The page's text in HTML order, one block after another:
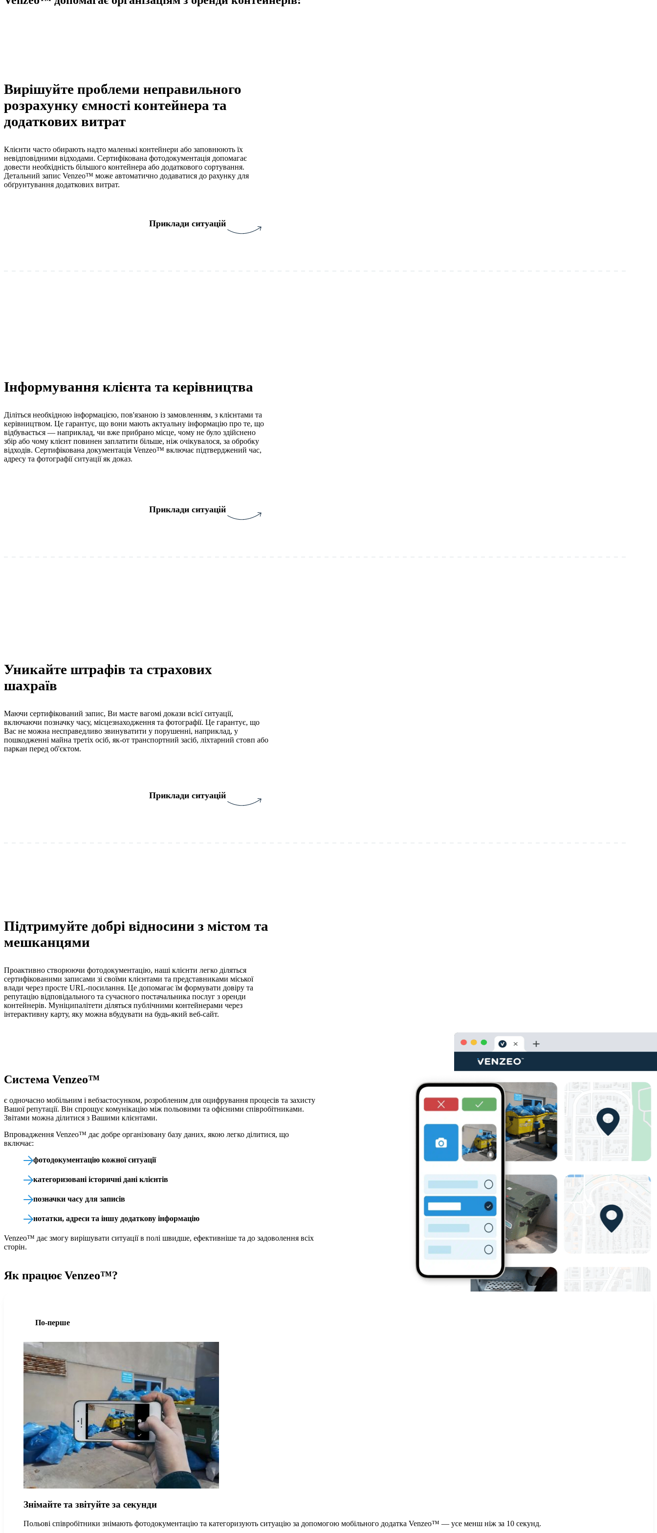
Вирішуйте проблеми неправильного
розрахунку ємності контейнера та
додаткових витрат
Клієнти часто обирають надто маленькі контейнери або заповнюють їх
невідповідними відходами. Сертифікована фотодокументація допомагає
довести необхідність більшого контейнера або додаткового сортування.
Детальний запис Venzeo™ може автоматично додаватися до рахунку для
обґрунтування додаткових витрат.
Приклади ситуацій
Інформування клієнта та керівництва
Діліться необхідною інформацією, пов'язаною із замовленням, з клієнтами та
керівництвом. Це гарантує, що вони мають актуальну інформацію про те, що
відбувається — наприклад, чи вже прибрано місце, чому не було здійснено
збір або чому клієнт повинен заплатити більше, ніж очікувалося, за обробку
відходів. Сертифікована документація Venzeo™ включає підтверджений час,
адресу та фотографії ситуації як доказ.
Приклади ситуацій
Уникайте штрафів та страхових
шахраїв
Маючи сертифікований запис, Ви маєте вагомі докази всієї ситуації,
включаючи позначку часу, місцезнаходження та фотографії. Це гарантує, що
Вас не можна несправедливо звинуватити у порушенні, наприклад, у
пошкодженні майна третіх осіб, як-от транспортний засіб, ліхтарний стовп або
паркан перед об'єктом.
Приклади ситуацій
Підтримуйте добрі відносини з містом та
мешканцями
Проактивно створюючи фотодокументацію, наші клієнти легко діляться
сертифікованими записами зі своїми клієнтами та представниками міської
влади через просте URL-посилання. Це допомагає їм формувати довіру та
репутацію відповідального та сучасного постачальника послуг з оренди
контейнерів. Муніципалітети діляться публічними контейнерами через
інтерактивну карту, яку можна вбудувати на будь-який веб-сайт.
Система Venzeo™
є одночасно мобільним і вебзастосунком, розробленим для оцифрування процесів та захисту
Вашої репутації. Він спрощує комунікацію між польовими та офісними співробітниками.
Звітами можна ділитися з Вашими клієнтами.
Впровадження Venzeo™ дає добре організовану базу даних, якою легко ділитися, що
включає:
фотодокументацію кожної ситуації
категоризовані історичні дані клієнтів
позначки часу для записів
нотатки, адреси та іншу додаткову інформацію
Venzeo™ дає змогу вирішувати ситуації в полі швидше, ефективніше та до задоволення всіх
сторін.
Як працює Venzeo™?
По-перше
Знімайте та звітуйте за секунди
Польові співробітники знімають фотодокументацію та категоризують ситуацію за допомогою мобільного додатка Venzeo™ — усе менш ніж за 10 секунд.